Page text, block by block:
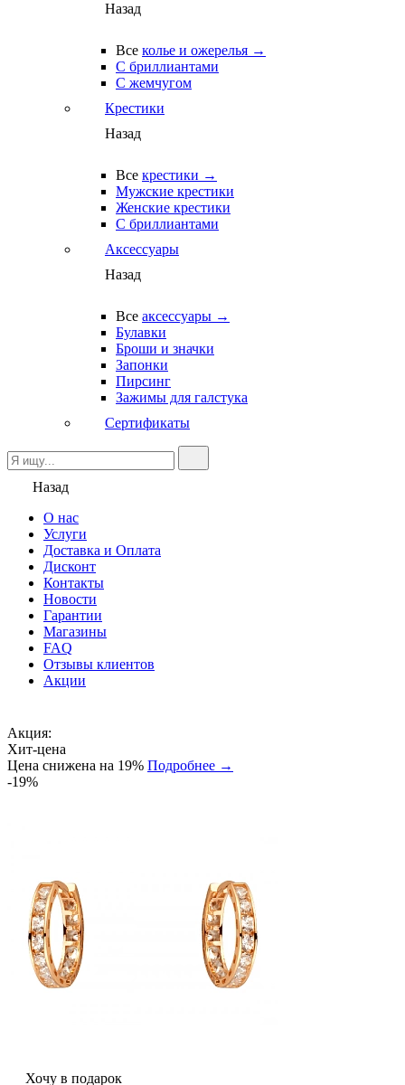
Назад
Все колье и ожерелья →
С бриллиантами
С жемчугом
Крестики
Назад
Все крестики →
Мужские крестики
Женские крестики
С бриллиантами
Аксессуары
Назад
Все аксессуары →
Булавки
Броши и значки
Запонки
Пирсинг
Зажимы для галстука
Сертификаты
Назад
О нас
Услуги
Доставка и Оплата
Дисконт
Контакты
Новости
Гарантии
Магазины
FAQ
Отзывы клиентов
Акции
Акция:
Хит-цена
Цена снижена на 19% Подробнее →
-19%
Хочу в подарок